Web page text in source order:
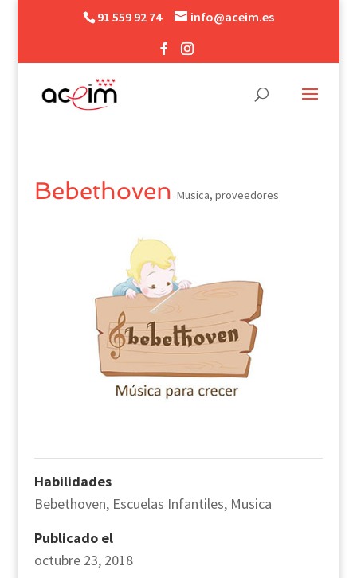
91 559 92 74 info@aceim.es
Bebethoven Musica, proveedores
Habilidades
Bebethoven, Escuelas Infantiles, Musica
Publicado el
octubre 23, 2018